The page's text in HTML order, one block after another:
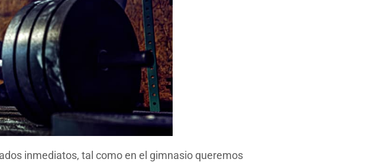
inmediatos, tal como en el gimnasio queremos